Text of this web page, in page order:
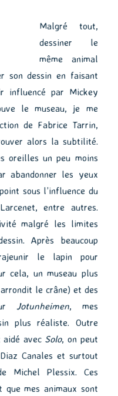
Malgré tout,
dessiner le
même animal
son dessin en faisant
influencé par Mickey
le museau, je me
de Fabrice Tarrin,
alors la subtilité.
oreilles un peu moins
abandonner les yeux
sous l’influence du
entre autres.
malgré les limites
Après beaucoup
le lapin pour
cela, un museau plus
le crâne) et des
Jotunheimen, mes
plus réaliste. Outre
aidé avec Solo, on peut
Canales et surtout
Michel Plessix. Ces
que mes animaux sont